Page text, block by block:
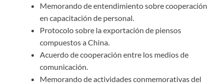
Memorando de entendimiento sobre cooperación
en capacitación de personal.
Protocolo sobre la exportación de piensos
compuestos a China.
Acuerdo de cooperación entre los medios de
comunicación.
Memorando de actividades conmemorativas del